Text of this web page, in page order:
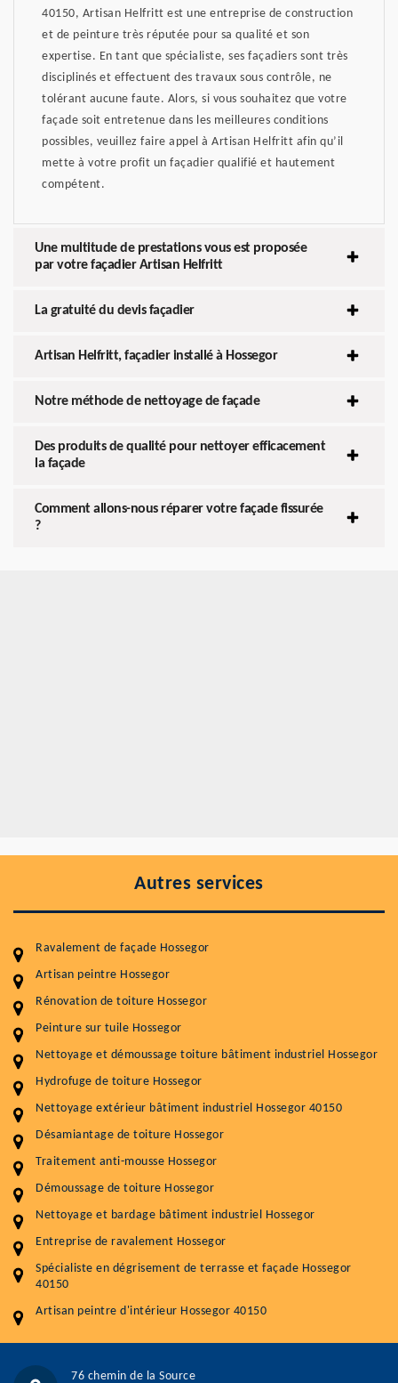
40150, Artisan Helfritt est une entreprise de construction
et de peinture très réputée pour sa qualité et son
expertise. En tant que spécialiste, ses façadiers sont très
disciplinés et effectuent des travaux sous contrôle, ne
tolérant aucune faute. Alors, si vous souhaitez que votre
façade soit entretenue dans les meilleures conditions
possibles, veuillez faire appel à Artisan Helfritt afin qu’il
mette à votre profit un façadier qualifié et hautement
compétent.
Une multitude de prestations vous est proposée
par votre façadier Artisan Helfritt
La gratuité du devis façadier
Artisan Helfritt, façadier installé à Hossegor
Notre méthode de nettoyage de façade
Des produits de qualité pour nettoyer efficacement
la façade
Comment allons-nous réparer votre façade fissurée
?
Autres services
Ravalement de façade Hossegor
Artisan peintre Hossegor
Rénovation de toiture Hossegor
Peinture sur tuile Hossegor
Nettoyage et démoussage toiture bâtiment industriel Hossegor
Hydrofuge de toiture Hossegor
Nettoyage extérieur bâtiment industriel Hossegor 40150
Désamiantage de toiture Hossegor
Traitement anti-mousse Hossegor
Démoussage de toiture Hossegor
Nettoyage et bardage bâtiment industriel Hossegor
Entreprise de ravalement Hossegor
Spécialiste en dégrisement de terrasse et façade Hossegor
40150
Artisan peintre d'intérieur Hossegor 40150
76 chemin de la Source
Entretenir votre toiture, c'est préserver sa
durabilité
Plus de 15 ans d'expérience en couverture et facade
Service
Nettoyageb toiture
Démoussage toiture
Traitement hydrofuge toiture
Prix au m²
Artisant local recommander